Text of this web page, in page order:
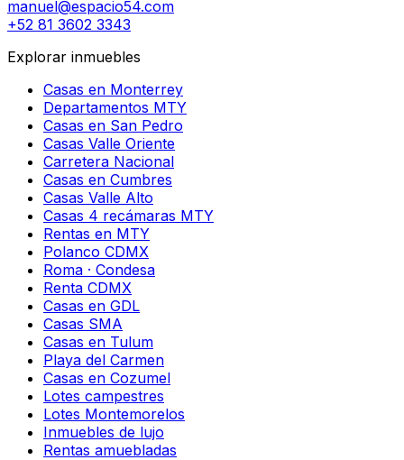
manuel@espacio54.com
+52 81 3602 3343
Explorar inmuebles
Casas en Monterrey
Departamentos MTY
Casas en San Pedro
Casas Valle Oriente
Carretera Nacional
Casas en Cumbres
Casas Valle Alto
Casas 4 recámaras MTY
Rentas en MTY
Polanco CDMX
Roma · Condesa
Renta CDMX
Casas en GDL
Casas SMA
Casas en Tulum
Playa del Carmen
Casas en Cozumel
Lotes campestres
Lotes Montemorelos
Inmuebles de lujo
Rentas amuebladas